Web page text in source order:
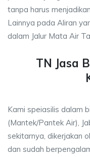
tanpa harus
Lainnya pada Aliran
dalam Jalur Mata Air
TN Jasa
Kami speiasilis dalam
(Mantek/Pantek Air),
sekitarnya, dikerjakan
dan sudah